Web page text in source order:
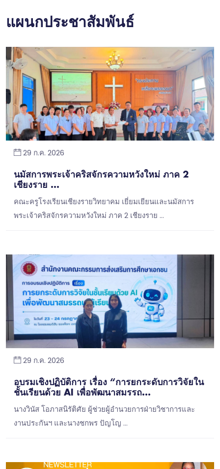
แผนกประชาสัมพันธ์
29 ก.ค. 2026
นมัสการพระเจ้าคริสจักรความหวังใหม่ ภาค 2
เชียงราย ...
คณะครูโรงเรียนเชียงรายวิทยาคม เยี่ยมเยียนและนมัสการ
พระเจ้าคริสจักรความหวังใหม่ ภาค 2 เชียงราย …
29 ก.ค. 2026
อบรมเชิงปฏิบัติการ เรื่อง “การยกระดับการวิจัยใน
ชั้นเรียนด้วย AI เพื่อพัฒนาสมรรถ...
นางวินัส โอภาสนิรัติศัย ผู้ช่วยผู้อำนวยการฝ่ายวิชาการและ
งานประกันฯ และนางชกพร ปัญโญ …